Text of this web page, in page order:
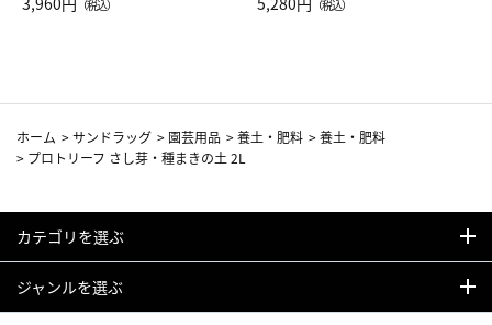
（税込） （税込）
ホーム >サンドラッグ > 園芸用品 >養土・肥料 >養土・肥料
> プロトリーフ さし芽・種まきの土 2L
カテゴリを選ぶ
ジャンルを選ぶ